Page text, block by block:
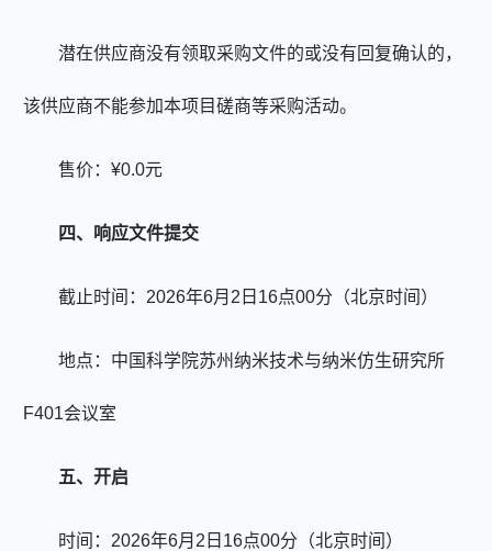
潜在供应商没有领取采购文件的或没有回复确认的，
该供应商不能参加本项目磋商等采购活动。
售价：¥0.0元
四、响应文件提交
截止时间： 2026年6月2日 16点00分 （北京时间）
地点：中国科学院苏州纳米技术与纳米仿生研究所
F401会议室
五、开启
时间： 2026年6月2日 16点00分（北京时间）